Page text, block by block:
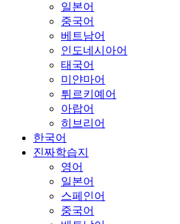
일본어
중국어
베트남어
인도네시아어
태국어
미얀마어
튀르키예어
아랍어
히브리어
한국어
진짜학습지
영어
일본어
스페인어
중국어